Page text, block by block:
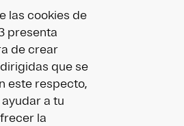
las cookies de
presenta
de crear
que se
este respecto,
a tu
la